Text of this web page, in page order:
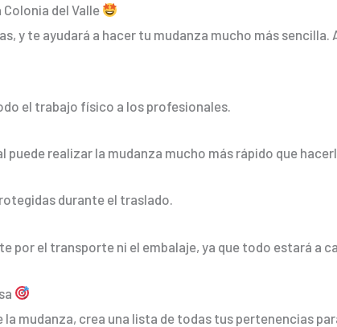
del Valle
y te ayudará a hacer tu mudanza mucho más
el trabajo físico a los profesionales.
puede realizar la mudanza mucho más rápido que
durante el traslado.
por el transporte ni el embalaje, ya que todo estará a
la mudanza, crea una lista de todas tus pertenencias